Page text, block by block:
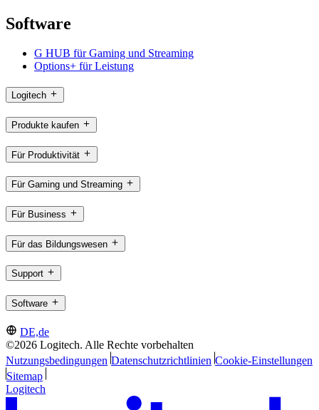
Software
G HUB für Gaming und Streaming
Options+ für Leistung
Logitech
Produkte kaufen
Für Produktivität
Für Gaming und Streaming
Für Business
Für das Bildungswesen
Support
Software
DE,de
©2026 Logitech. Alle Rechte vorbehalten
Nutzungsbedingungen Datenschutzrichtlinien Cookie-Einstellungen
Sitemap
Logitech